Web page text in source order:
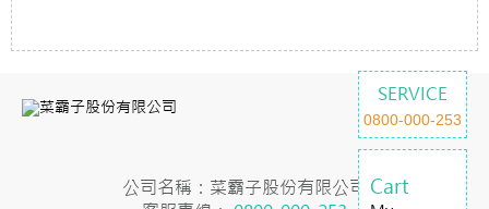
SERVICE
0800-000-253
Cart
公司名稱：菜霸子股份有限公司